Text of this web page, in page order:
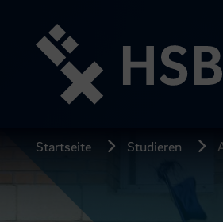
Seiteninhalt
springen
Startseite Studieren